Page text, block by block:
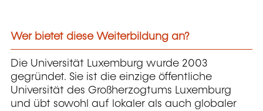
Wer bietet diese Weiterbildung an?
Die Universität Luxemburg wurde 2003
gegründet. Sie ist die einzige öffentliche
Universität des Großherzogtums Luxemburg
und übt sowohl auf lokaler als auch globaler